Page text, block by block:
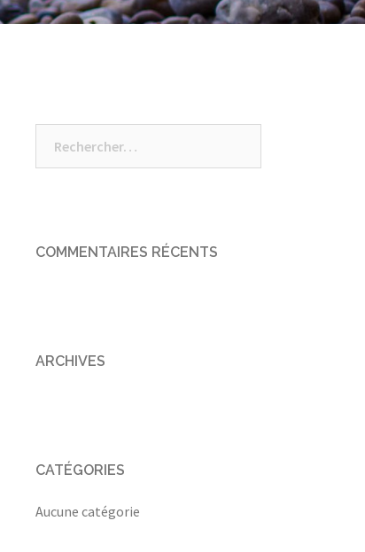
COMMENTAIRES RÉCENTS
ARCHIVES
CATÉGORIES
Aucune catégorie